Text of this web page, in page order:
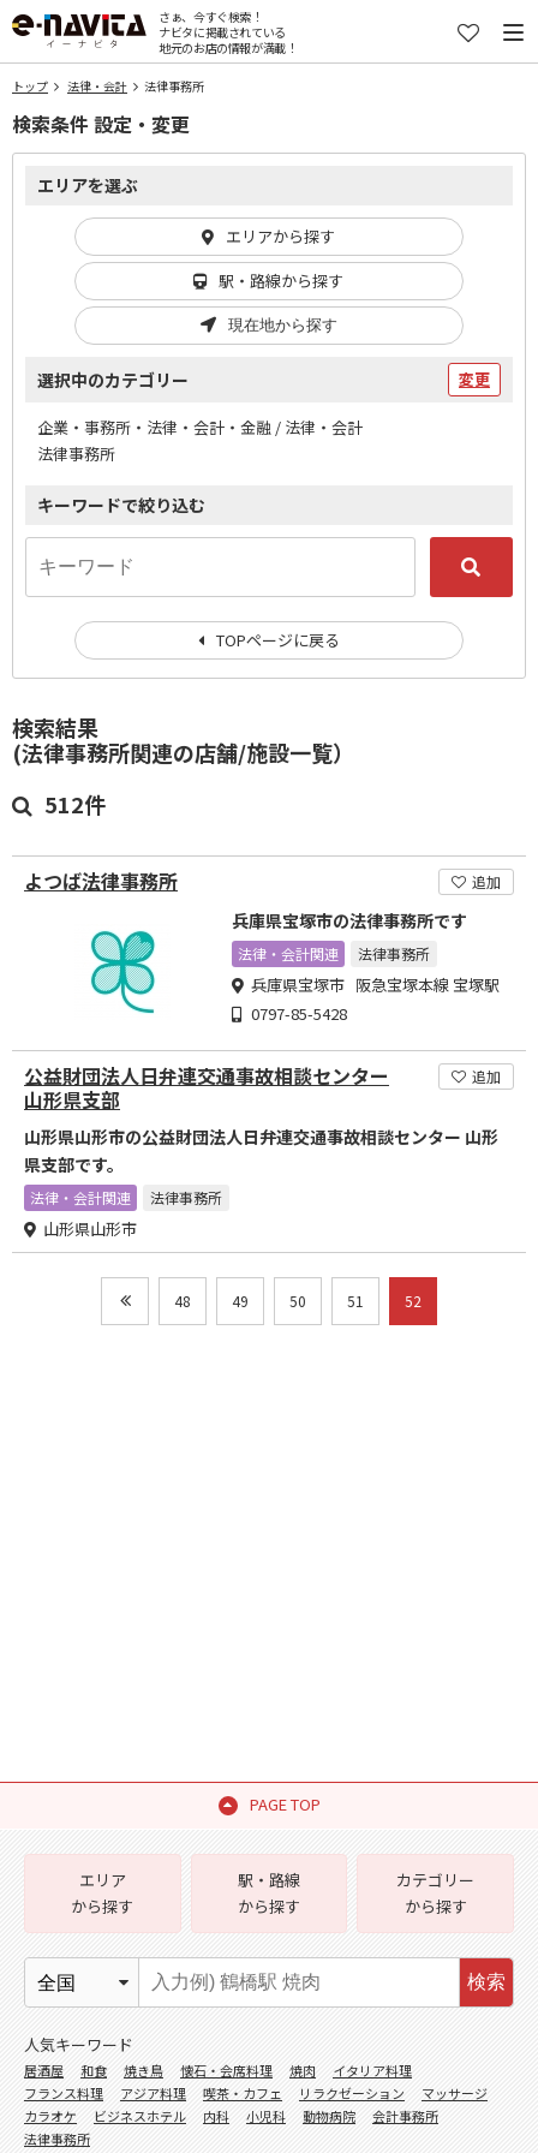
さぁ、今すぐ検索！
ナビタに掲載されている
地元のお店の情報が満載！
トップ 法律・会計 法律事務所
検索結果
(法律事務所関連の店舗/施設一覧）
512件
よつば法律事務所 追加
兵庫県宝塚市の法律事務所です
法律・会計関連 法律事務所
兵庫県宝塚市 阪急宝塚本線 宝塚駅
0797-85-5428
公益財団法人日弁連交通事故相談センター
山形県支部
追加
山形県山形市の公益財団法人日弁連交通事故相談センター 山形
県支部です。
法律・会計関連 法律事務所
山形県山形市
48 49 50 51 52
検索条件 設定・変更
エリアを選ぶ
エリアから探す
駅・路線から探す
現在地から探す
選択中のカテゴリー 変更
企業・事務所・法律・会計・金融 / 法律・会計
法律事務所
キーワードで絞り込む
TOPページに戻る
PAGE TOP
エリア
から探す
駅・路線
から探す
カテゴリー
から探す
検索
人気キーワード
居酒屋 和食 焼き鳥 懐石・会席料理 焼肉
イタリア料理
フランス料理
アジア料理 喫茶・カフェ リラクゼーション
マッサージ
カラオケ
ビジネスホテル 内科 小児科 動物病院
会計事務所
法律事務所